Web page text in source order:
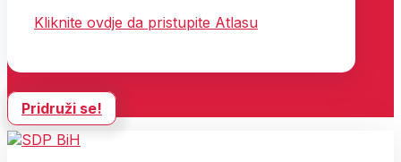
Kliknite ovdje da pristupite Atlasu
Pridruži se!